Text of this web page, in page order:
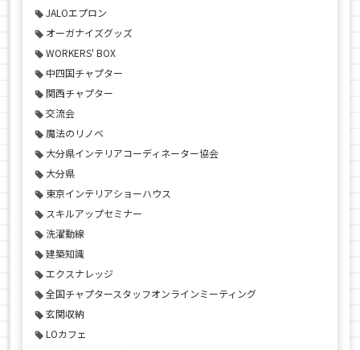
JALOエプロン
オーガナイズグッズ
WORKERS' BOX
中四国チャプター
関西チャプター
交流会
魔法のリノベ
大分県インテリアコーディネーター協会
大分県
東京インテリアショーハウス
スキルアップセミナー
洗濯動線
建築知識
エクスナレッジ
全国チャプタースタッフオンラインミーティング
玄関収納
LOカフェ